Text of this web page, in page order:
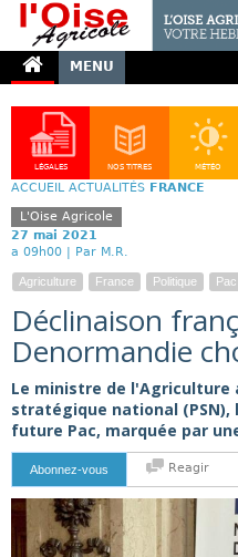
MENU
LÉGALES NOS TITRES MÉTÉO
ACCUEIL ACTUALITÉS FRANCE
L'Oise Agricole
27 mai 2021
a 09h00 | Par M.R.
Agriculture France Politique Pac
Déclinaison
Denormandie
Le ministre de l'Agriculture
stratégique national
future Pac, marquée par
Abonnez-vous Reagir